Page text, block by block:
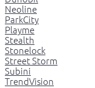
Neoline
ParkCity
Playme
Stealth
Stonelock
Street Storm
Subini
TrendVision